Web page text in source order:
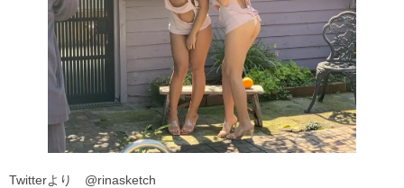
Twitterより @rinasketch